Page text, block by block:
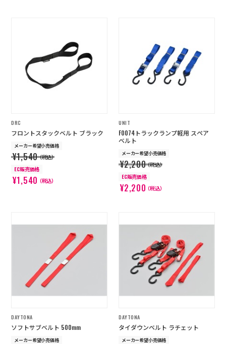
DRC
フロントスタックベルト ブラック
メーカー希望小売価格
¥1,540（税込）
EC販売価格
¥1,540（税込）
UNIT
F0074トラックランプ軽用 スペア
ベルト
メーカー希望小売価格
¥2,200（税込）
EC販売価格
¥2,200（税込）
DAYTONA
ソフトサブベルト 500mm
メーカー希望小売価格
DAYTONA
タイダウンベルト ラチェット
メーカー希望小売価格